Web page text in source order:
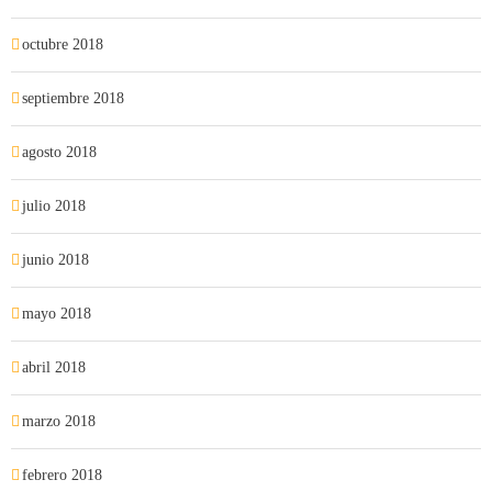
octubre 2018
septiembre 2018
agosto 2018
julio 2018
junio 2018
mayo 2018
abril 2018
marzo 2018
febrero 2018